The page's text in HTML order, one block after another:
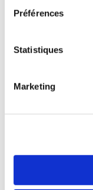
Préférences
Statistiques
Marketing
les
en tirant
évolution.
Sweden’s